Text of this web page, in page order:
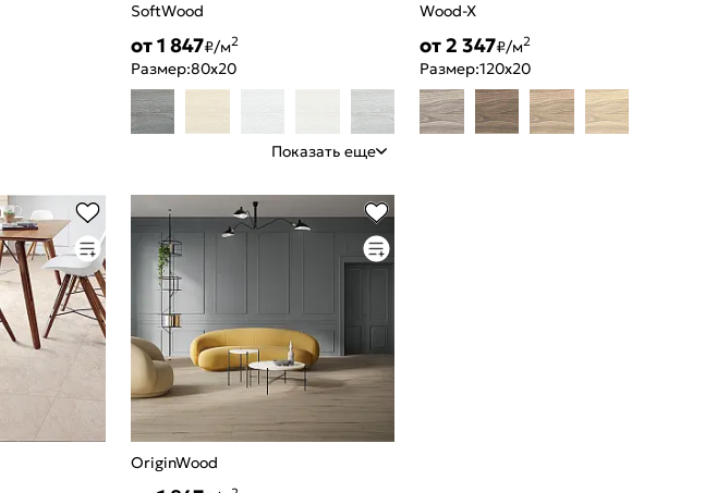
SoftWood
от 1 847₽/м2
Размер:80x20
Показать еще
Wood-X
от 2 347₽/м2
Размер:120x20
OriginWood